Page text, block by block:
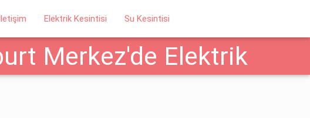
Elektrik Kesintisi Su Kesintisi
Merkez'de Elektrik